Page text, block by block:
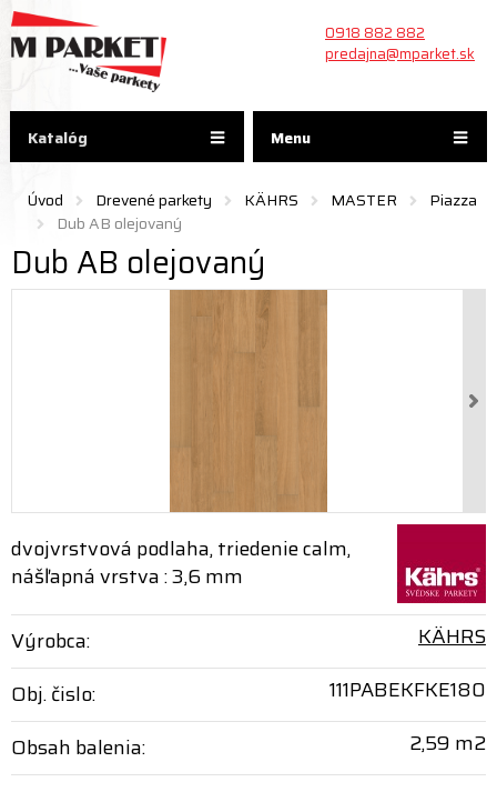
Menu
0918 882 882
predajna@mparket.sk
Úvod Drevené parkety KÄHRS MASTER
Piazza
Dub AB olejovaný
Dub AB olejovaný
dvojvrstvová podlaha, triedenie calm,
nášľapná vrstva : 3,6 mm
Výrobca:
KÄHRS
Obj. čislo:
111PABEKFKE180
Obsah balenia:
2,59 m2
Katalóg